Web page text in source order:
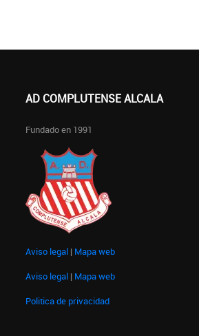
AD COMPLUTENSE ALCALA
Fundado en 1991
Aviso legal | Mapa web
Aviso legal | Mapa web
Politica de privacidad